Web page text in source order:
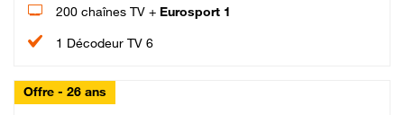
200 chaînes TV + Eurosport 1
1 Décodeur TV 6
Offre - 26 ans